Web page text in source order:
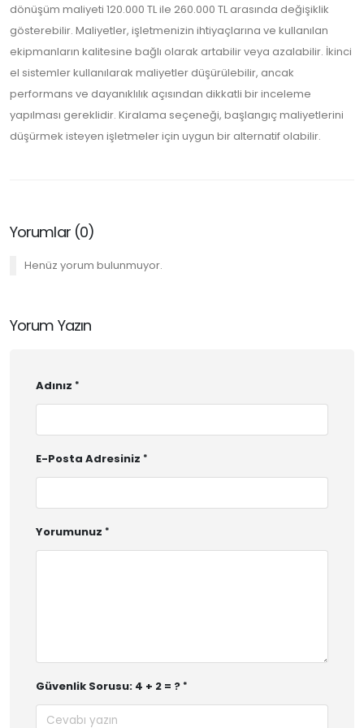
dönüşüm maliyeti 120.000 TL ile 260.000 TL arasında değişiklik
gösterebilir. Maliyetler, işletmenizin ihtiyaçlarına ve kullanılan
ekipmanların kalitesine bağlı olarak artabilir veya azalabilir. İkinci
el sistemler kullanılarak maliyetler düşürülebilir, ancak
performans ve dayanıklılık açısından dikkatli bir inceleme
yapılması gereklidir. Kiralama seçeneği, başlangıç maliyetlerini
düşürmek isteyen işletmeler için uygun bir alternatif olabilir.
Yorumlar (0)
Henüz yorum bulunmuyor.
Yorum Yazın
Adınız
E-Posta Adresiniz
Yorumunuz
Güvenlik Sorusu: 4 + 2 = ?